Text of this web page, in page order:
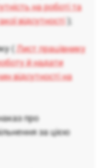
на роботі та
відсутності );
(
Лист працівнику
й надати
відсутності на
про
за цією